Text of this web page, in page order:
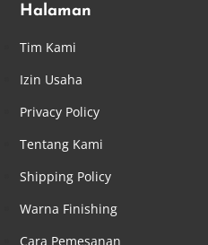
Halaman
Tim Kami
Izin Usaha
Privacy Policy
Tentang Kami
Shipping Policy
Warna Finishing
Cara Pemesanan